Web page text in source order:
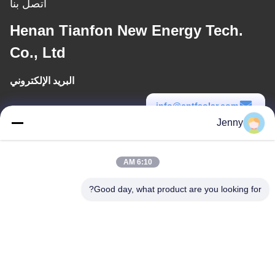
اتصل بنا
Henan Tianfon New Energy Tech.
Co., Ltd
البريد الإلكتروني
info@cntfsolar.com
Jenny
6:10 AM
Good day, what product are you looking for?